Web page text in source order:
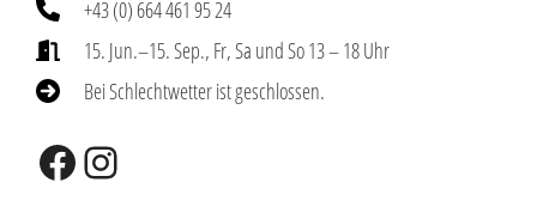
+43 (0) 664 461 95 24
15. Jun.–15. Sep., Fr, Sa und So 13 – 18 Uhr
Bei Schlechtwetter ist geschlossen.
Facebook
Instagram